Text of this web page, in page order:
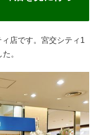
店です。宮交シティ1
。